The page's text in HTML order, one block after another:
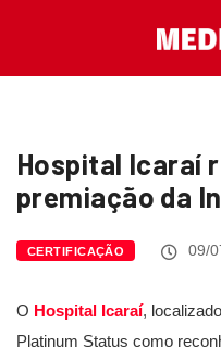
Hospital Icaraí
premiação da
CERTIFICAÇÃO 09/
O Hospital Icaraí,
Platinum Status como